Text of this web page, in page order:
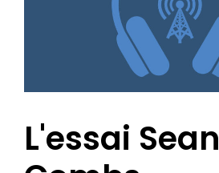
L'essai Sean